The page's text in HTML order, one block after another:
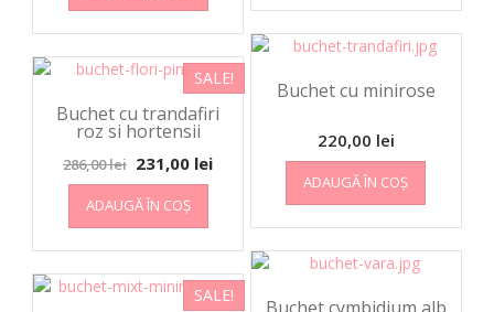
Buchet cu minirose
220,00 lei
ADAUGĂ ÎN COȘ
SALE!
Buchet cu trandafiri
roz si hortensii
286,00lei 231,00 lei
ADAUGĂ ÎN COȘ
SALE!